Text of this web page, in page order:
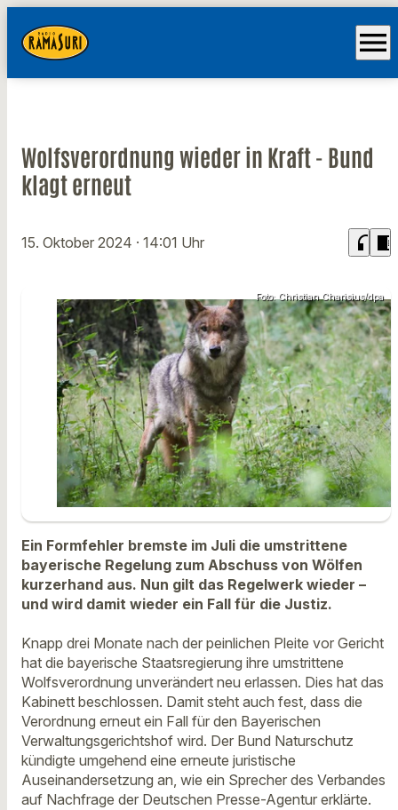
menu
Wolfsverordnung wieder in Kraft - Bund
klagt erneut
15. Oktober 2024 · 14:01 Uhr headphones chrome_reader_mode
Foto: Christian Charisius/dpa
Ein Formfehler bremste im Juli die umstrittene
bayerische Regelung zum Abschuss von Wölfen
kurzerhand aus. Nun gilt das Regelwerk wieder –
und wird damit wieder ein Fall für die Justiz.
Knapp drei Monate nach der peinlichen Pleite vor Gericht
hat die bayerische Staatsregierung ihre umstrittene
Wolfsverordnung unverändert neu erlassen. Dies hat das
Kabinett beschlossen. Damit steht auch fest, dass die
Verordnung erneut ein Fall für den Bayerischen
Verwaltungsgerichtshof wird. Der Bund Naturschutz
kündigte umgehend eine erneute juristische
Auseinandersetzung an, wie ein Sprecher des Verbandes
auf Nachfrage der Deutschen Presse-Agentur erklärte.